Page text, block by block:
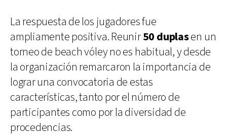
La respuesta de los jugadores fue
ampliamente positiva. Reunir50 duplasen un
torneo de beach vóley no es habitual, y desde
la organización remarcaron la importancia de
lograr una convocatoria de estas
características, tanto por el número de
participantes como por la diversidad de
procedencias.